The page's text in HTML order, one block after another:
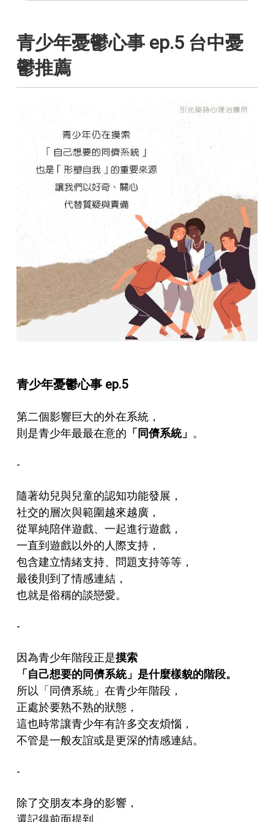
青少年憂鬱心事 ep.5 台中憂
鬱推薦
青少年憂鬱心事 ep.5
第二個影響巨大的外在系統，
則是青少年最最在意的 「同儕系統」 。
-
隨著幼兒與兒童的認知功能發展，
社交的層次與範圍越來越廣，
從單純陪伴遊戲、一起進行遊戲，
一直到遊戲以外的人際支持，
包含建立情緒支持、問題支持等等，
最後則到了情感連結，
也就是俗稱的談戀愛。
-
因為青少年階段正是摸索
「自己想要的同儕系統」是什麼樣貌的階段。
所以「同儕系統」在青少年階段，
正處於要熟不熟的狀態，
這也時常讓青少年有許多交友煩惱，
不管是一般友誼或是更深的情感連結。
-
除了交朋友本身的影響，
還記得前面提到，